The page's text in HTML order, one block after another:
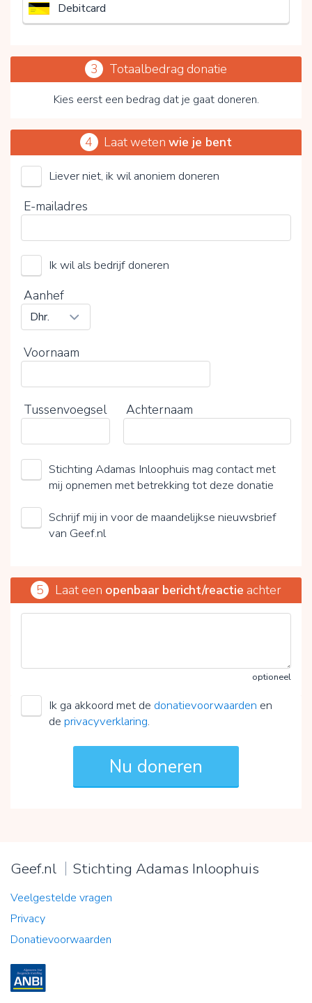
Debitcard
3 Totaalbedrag donatie
Kies eerst een bedrag dat je gaat doneren.
Stichting Adamas Inloophuis
Kies je vrijwillige bijdrage
0%
4 Laat wetenwie je bent
Liever niet, ik wil anoniem doneren
E-mailadres
Ik wil als bedrijf doneren
Aanhef
Voornaam
Tussenvoegsel Achternaam
Stichting Adamas Inloophuis mag contact met
mij opnemen met betrekking tot deze donatie
Schrijf mij in voor de maandelijkse nieuwsbrief
van Geef.nl
5 Laat een openbaar bericht/reactie achter
optioneel
Ik ga akkoord met de donatievoorwaarden en
de privacyverklaring.
Geef.nl Stichting Adamas Inloophuis
Veelgestelde vragen
Privacy
Donatievoorwaarden